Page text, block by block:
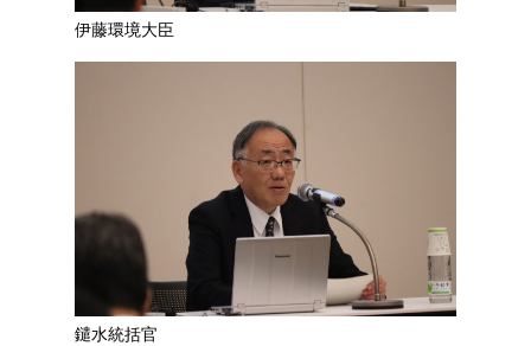
伊藤環境大臣
鑓水統括官